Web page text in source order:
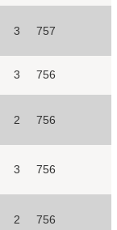
3 757
3 756
2 756
3 756
2 756